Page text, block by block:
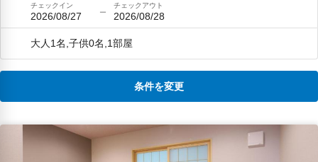
チェックイン
2026/08/27
チェックアウト
2026/08/28
大人1名,子供0名,1部屋
条件を変更